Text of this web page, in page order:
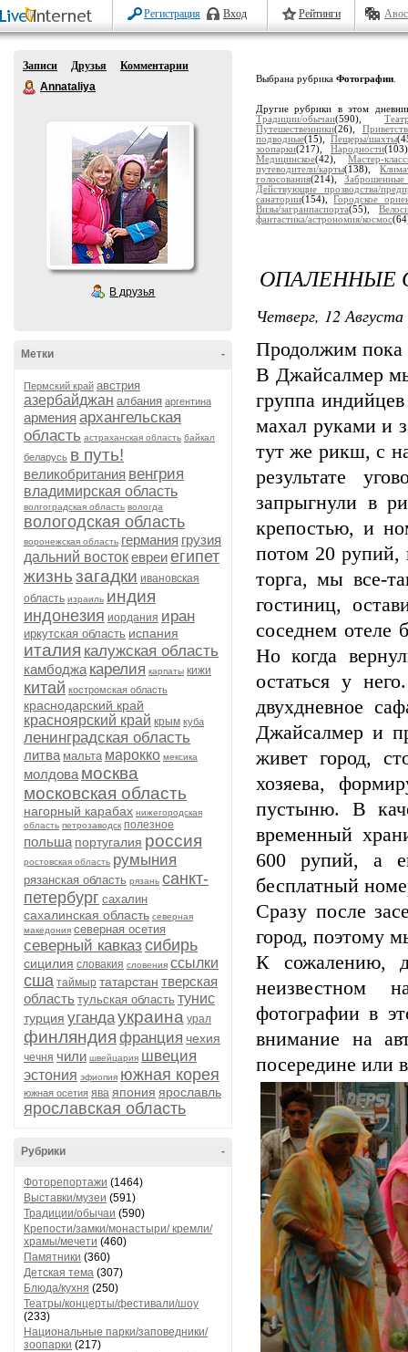
Регистрация Вход Рейтинги
Записи Друзья
Комментарии
Annataliya
В друзья
-
Метки
Пермский край австрия
азербайджан албания аргентина
армения архангельская
область астраханская область байкал
беларусь в путь!
великобритания венгрия
владимирская область
волгоградская область вологда
вологодская область
воронежская область германия грузия
дальний востокевреиегипет
жизньзагадки ивановская
область израиль индия
индонезия иордания иран
иркутская область испания
италия калужская область
камбоджа карелия карпаты кижи
китай костромская область
краснодарский край
красноярский край крым куба
ленинградская область
литва мальта марокко мексика
молдова москва
московская область
нагорный карабах нижегородская
область петрозаводск полезное
польша португалия россия
ростовская область румыния
рязанская область рязань санкт-
петербург сахалин
сахалинская область северная
македония северная осетия
северный кавказ сибирь
сицилия словакия словения ссылки
сша таймыр татарстан тверская
область тульская область тунис
турция угандаукраина урал
финляндия франция чехия
чечня чили швейцария швеция
эстония эфиопия южная корея
южная осетия ява япония ярославль
ярославская область
-
Рубрики
Фоторепортажи (1464)
Выставки/музеи (591)
Традиции/обычаи (590)
Крепости/замки/монастыри/ кремли/
храмы/мечети (460)
Памятники (360)
Детская тема (307)
Блюда/кухня (250)
Театры/концерты/фестивали/шоу
(233)
Национальные парки/заповедники/
зоопарки (217)
Выбрана рубрика Фотографии
Другие рубрики в этом
Традиции/обычаи(590),
Путешественники(26),
подводные(15), Пещеры/шахты
зоопарки(217), Народности
Медицинское(42), Мастер-
путеводители/карты(138),
голосования(214), Заброшенные
Действующие прозводства/
санатории(154),Городское
Визы/загранпаспорта(55),
фантастика/астрономия/космос
ОПАЛЕННЫЕ
Четверг, 12
Продолжим
В Джайсалмер
группа
махал руками и
тут же рикш, с
результате
запрыгнули в
крепостью, и
потом 20 рупий,
торга, мы все-
гостиниц,
соседнем
Но когда
остаться у
двухдневное
Джайсалмер и
живет город,
хозяева,
пустыню. В
временный
600 рупий, а
бесплатный
Сразу после
город, поэтому
К сожалению,
неизвестном
фотографии в
внимание на
посередине или